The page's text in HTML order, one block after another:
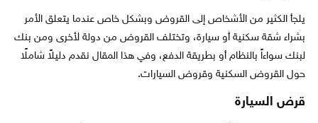
يلجأ الكثير من الأشخاص إلى القروض وبشكل خاص عندما يتعلق الأمر
بشراء شقة سكنية أو سيارة، وتختلف القروض من دولة لأخرى ومن بنك
لبنك سواءاً بالنظام أو بطريقة الدفع، وفي هذا المقال نقدم دليلاً شاملًا
حول القروض السكنية وقروض السيارات.
قرض السيارة